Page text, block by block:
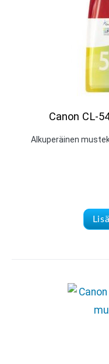
Canon CL-
Alkuperäinen